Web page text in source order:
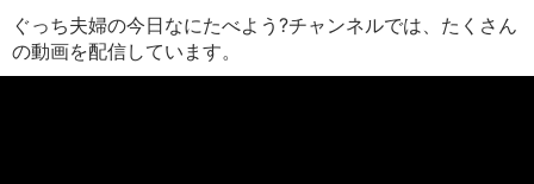
ぐっち夫婦の今日なにたべよう?チャンネルでは、たくさん
の動画を配信しています。